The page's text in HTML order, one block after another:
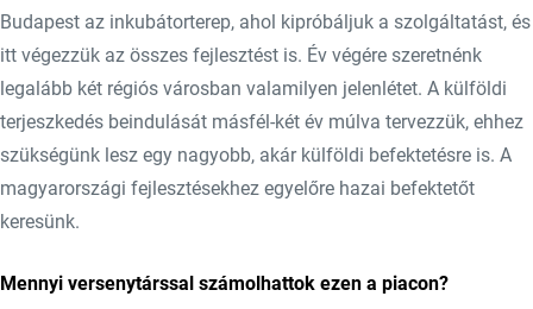
Budapest az inkubátorterep, ahol kipróbáljuk a szolgáltatást, és
itt végezzük az összes fejlesztést is. Év végére szeretnénk
legalább két régiós városban valamilyen jelenlétet. A külföldi
terjeszkedés beindulását másfél-két év múlva tervezzük, ehhez
szükségünk lesz egy nagyobb, akár külföldi befektetésre is. A
magyarországi fejlesztésekhez egyelőre hazai befektetőt
keresünk.
Mennyi versenytárssal számolhattok ezen a piacon?